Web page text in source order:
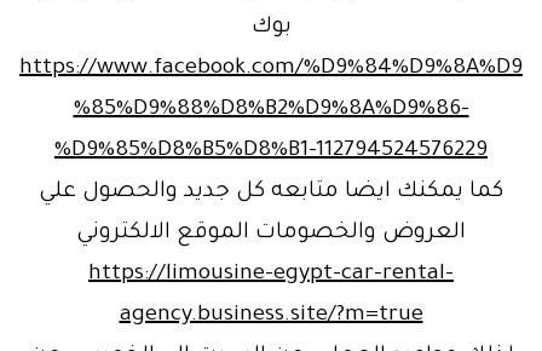
بوك
https://www.facebook.com/%D9%84%D9%8A%D9
%85%D9%88%D8%B2%D9%8A%D9%86-
%D9%85%D8%B5%D8%B1-112794524576229
كما يمكنك ايضا متابعه كل جديد والحصول علي
العروض والخصومات الموقع الالكتروني
https://limousine-egypt-car-rental-
agency.business.site/?m=true